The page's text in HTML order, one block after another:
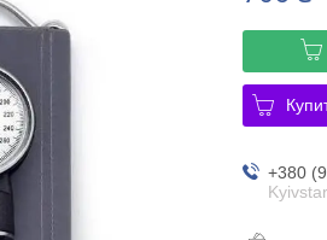
+380